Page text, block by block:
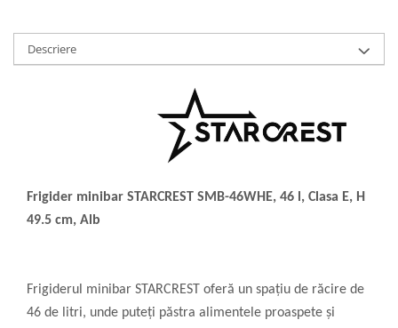
Descriere
Frigider minibar STARCREST SMB-46WHE, 46 l, Clasa E, H
49.5 cm, Alb
Frigiderul minibar STARCREST oferă un spațiu de răcire de
46 de litri, unde puteți păstra alimentele proaspete și